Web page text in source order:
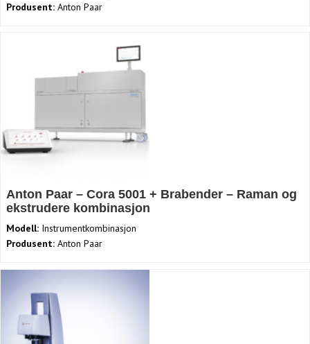
Produsent: Anton Paar
Anton Paar – Cora 5001 + Brabender – Raman og
ekstrudere kombinasjon
Modell: Instrumentkombinasjon
Produsent: Anton Paar